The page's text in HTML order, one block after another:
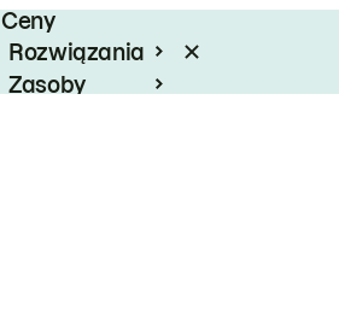
Ceny
Rozwiązania
Zasoby